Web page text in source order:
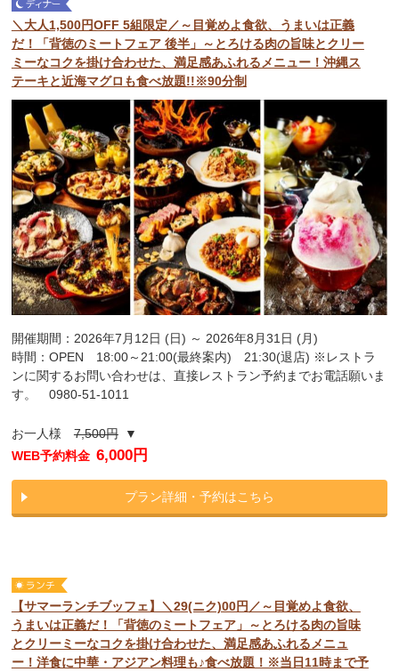
＼大人1,500円OFF 5組限定／～目覚めよ食欲、うまいは正義
だ！「背徳のミートフェア 後半」～とろける肉の旨味とクリー
ミーなコクを掛け合わせた、満足感あふれるメニュー！沖縄ス
テーキと近海マグロも食べ放題!!※90分制
開催期間：2026年7月12日 (日) ～ 2026年8月31日 (月)
時間：OPEN 18:00～21:00(最終案内) 21:30(退店) ※レストラ
ンに関するお問い合わせは、直接レストラン予約までお電話願いま
す。 0980-51-1011
お一人様7,500円▼
WEB予約料金 6,000円
プラン詳細・予約はこちら
【サマーランチブッフェ】＼29(ニク)00円／～目覚めよ食欲、
うまいは正義だ！「背徳のミートフェア」～とろける肉の旨味
とクリーミーなコクを掛け合わせた、満足感あふれるメニュ
ー！洋食に中華・アジアン料理も♪食べ放題！※当日11時まで予